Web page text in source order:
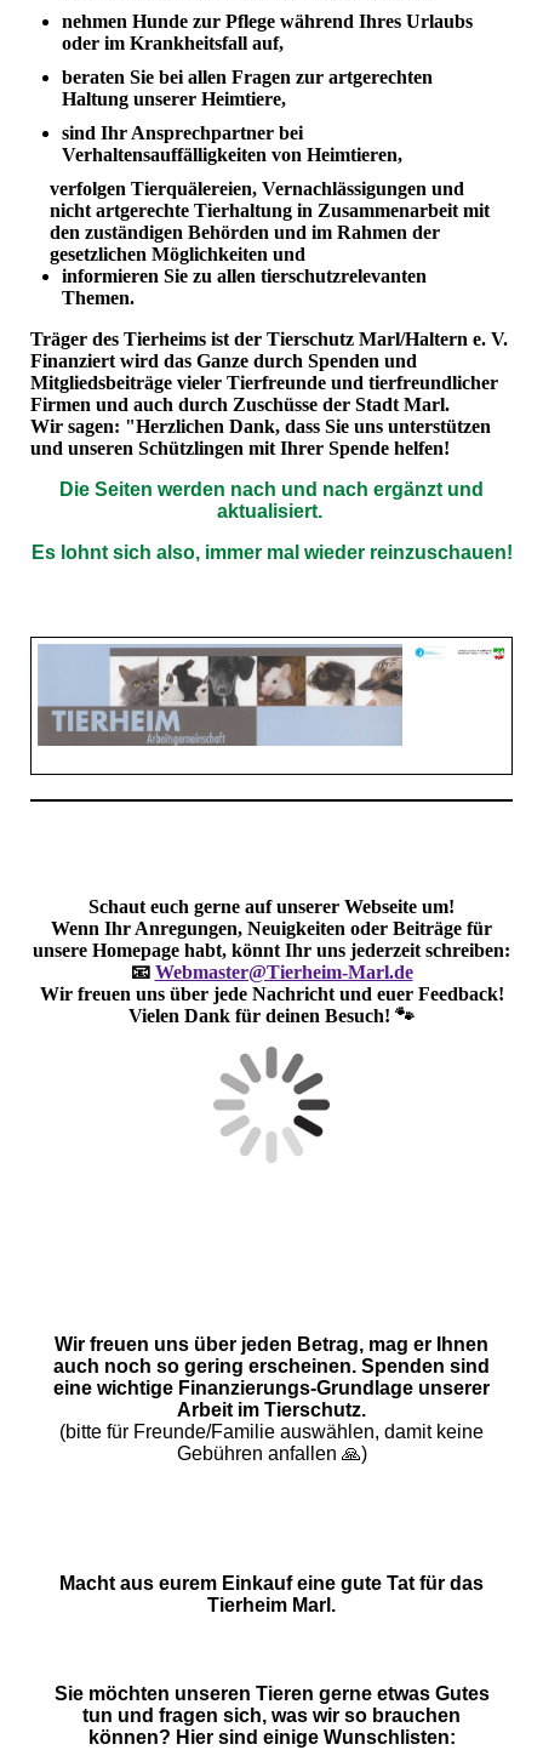
nehmen Hunde zur Pflege während Ihres Urlaubs
oder im Krankheitsfall auf,
beraten Sie bei allen Fragen zur artgerechten
Haltung unserer Heimtiere,
sind Ihr Ansprechpartner bei
Verhaltensauffälligkeiten von Heimtieren,
verfolgen Tierquälereien, Vernachlässigungen und
nicht artgerechte Tierhaltung in Zusammenarbeit mit
den zuständigen Behörden und im Rahmen der
gesetzlichen Möglichkeiten und
informieren Sie zu allen tierschutzrelevanten
Themen.
Träger des Tierheims ist der Tierschutz Marl/Haltern e. V.
Finanziert wird das Ganze durch Spenden und
Mitgliedsbeiträge vieler Tierfreunde und tierfreundlicher
Firmen und auch durch Zuschüsse der Stadt Marl.
Wir sagen: "Herzlichen Dank, dass Sie uns unterstützen
und unseren Schützlingen mit Ihrer Spende helfen!
Die Seiten werden nach und nach ergänzt und
aktualisiert.
Es lohnt sich also, immer mal wieder reinzuschauen!
Schaut euch gerne auf unserer Webseite um!
Wenn Ihr Anregungen, Neuigkeiten oder Beiträge für
unsere Homepage habt, könnt Ihr uns jederzeit schreiben:
📧 Webmaster@Tierheim-Marl.de
Wir freuen uns über jede Nachricht und euer Feedback!
Vielen Dank für deinen Besuch! 🐾
Wir freuen uns über jeden Betrag, mag er Ihnen
auch noch so gering erscheinen. Spenden sind
eine wichtige Finanzierungs-Grundlage unserer
Arbeit im Tierschutz.
(bitte für Freunde/Familie auswählen, damit keine
Gebühren anfallen 🙏)
Macht aus eurem Einkauf eine gute Tat für das
Tierheim Marl.
Sie möchten unseren Tieren gerne etwas Gutes
tun und fragen sich, was wir so brauchen
können? Hier sind einige Wunschlisten: